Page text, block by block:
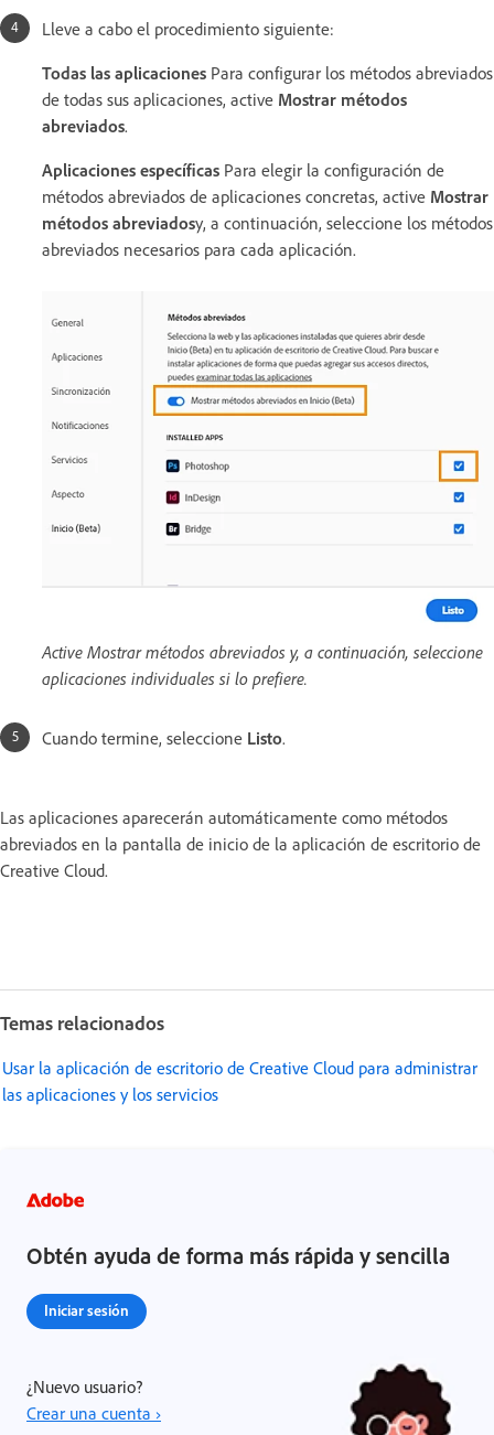
Lleve a cabo el procedimiento siguiente:
Todas las aplicaciones Para configurar los métodos abreviados
de todas sus aplicaciones, active Mostrar métodos
abreviados.
Aplicaciones específicas Para elegir la configuración de
métodos abreviados de aplicaciones concretas, active Mostrar
métodos abreviadosy, a continuación, seleccione los métodos
abreviados necesarios para cada aplicación.
Active Mostrar métodos abreviados y, a continuación, seleccione
aplicaciones individuales si lo prefiere.
Cuando termine, seleccione Listo.
Las aplicaciones aparecerán automáticamente como métodos
abreviados en la pantalla de inicio de la aplicación de escritorio de
Creative Cloud.
Temas relacionados
Usar la aplicación de escritorio de Creative Cloud para administrar
las aplicaciones y los servicios
Obtén ayuda de forma más rápida y sencilla
Iniciar sesión
¿Nuevo usuario?
Crear una cuenta ›